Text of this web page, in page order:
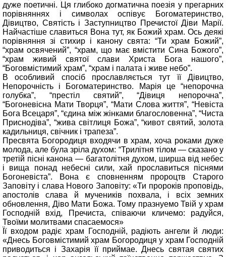
дуже поетичні. Ця глибоко догматична поезія у прегарних
порівняннях і символах оспівує Богоматеринство,
Дівицтво, Святість і Заступництво Пречистої Діви Марії.
Найчастіше славиться Вона тут, як Божий храм. Ось деякі
порівняння зі стихир і канону свята: “Ти храм Божий”,
“храм освячений”, “храм, що має вмістити Сина Божого”,
“храм живий святої слави Христа Бога нашого”,
“Боговмістимий храм”, “храм і палата і живе небо”.
В особливий спосіб прославляється тут її Дівицтво,
Непорочність і Богоматеринство. Марія це “непорочна
голубка”, “престіл святий”, “Дівиця непорочна”,
“Богоневісна Мати Творця”, “Мати Слова життя”, “Невіста
Бога Всецаря”, “єдина між жінками благословенна”, “Чиста
Приснодіва”, “жива світлиця Божа”, “кивот святий, золота
кадильниця, свічник і трапеза”.
Пресвята Богородиця входячи в храм, хоча роками дуже
молода, але була зріла духом: “Трилітня тілом — сказано у
третій пісні канона — багатолітня духом, ширша від небес
і вища понад небесні сили, хай прославиться піснями
Богоневіста”. Вона є сповненням пророцтв Старого
Заповіту і слава Нового Заповіту: «Ти пророків проповідь,
апостолів слава й мучеників похвала, і всіх земних
обновлення, Діво Мати Божа. Тому празнуемо Твій у храм
Господній вхід, Пречиста, співаючи кличемо: радуйся,
Твоїми молитвами спасаемося»
Її входом радіє храм Господній, радіють ангели й люди:
«Днесь Боговмістимий храм Богородиця у храм Господній
приводиться і Захарія її приймае. Днесь святая святих